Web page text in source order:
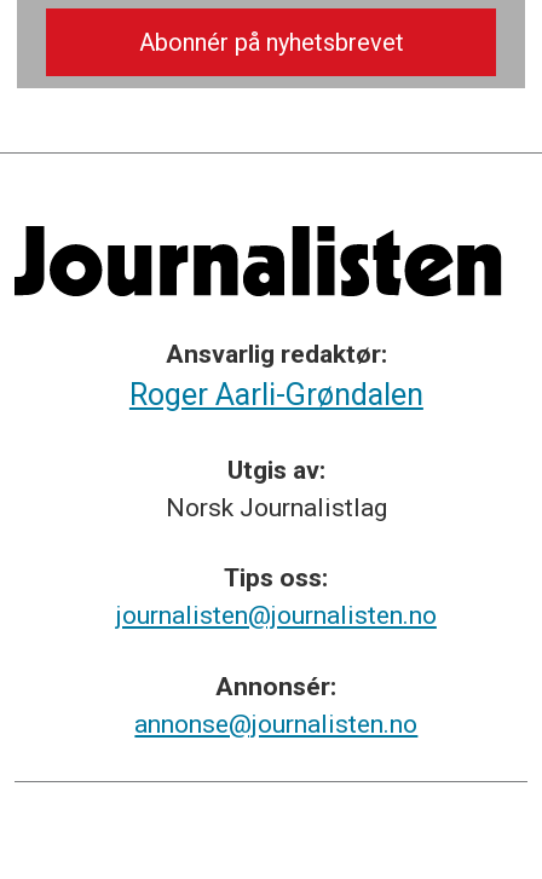
Ansvarlig redaktør:
Roger Aarli-Grøndalen
Utgis av:
Norsk Journalistlag
Tips oss:
journalisten@journalisten.no
Annonsér:
annonse@journalisten.no